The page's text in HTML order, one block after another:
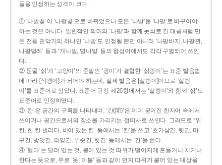
들을 인정하는 성격이 크다.
① ‘나발꽃’이 ‘나팔꽃’으로 바뀌었으나 모든 ‘나발’을 ‘나팔’로 바꾸어야
하는 것은 아니다. 일반적인 의미의 ‘나팔’과 함께 놋쇠로 긴 대롱처럼 만
든 전통 관악기의 하나인 ‘나발’도 인정될 뿐만 아니라 ‘나팔바지, 나팔관,
나팔벌레’ 등과 ‘개나발, 병나발’ 등의 합성어에서도 각각 구별되어 쓰인
다.
② 동물 ‘삵’과 ‘고양이’의 준말인 ‘괭이’가 결합한 ‘삵괭이’는 표준 발음법
에 따라 [삭꽹이]가 되어야 하는데, 실제 발음은 [살쾡이]이므로 ‘살쾡
이’를 표준어로 삼았다. 표준어 규정 제26항에서는 ‘살쾡이’와 함께 ‘삵’도
표준어로 인정하였다.
③ ‘칸’은 공간의 구획을 나타내며, ‘간(間)’은 이미 굳어진 한자어 속에서
쓰이거나 공간으로서의 장소를 가리키는 접미사로 쓰인다. 그러므로 ‘위
칸, 한 칸 벌리다, 비어 있는 칸’ 등에서는 ‘칸’을 쓰고 ‘초가삼간, 뒷간, 마
구간, 방앗간, 외양간, 푸줏간, 헛간’ 등에서는 ‘간’을 쓴다.
④ ‘털다’는 달려 있는 것, 붙어 있는 것 따위가 떨어지게 흔들거나 치거나
한다는 뜻으로, 주로 ‘옷, 이불’ 등과 같이 먼지 따위가 붙어 있는 대상을